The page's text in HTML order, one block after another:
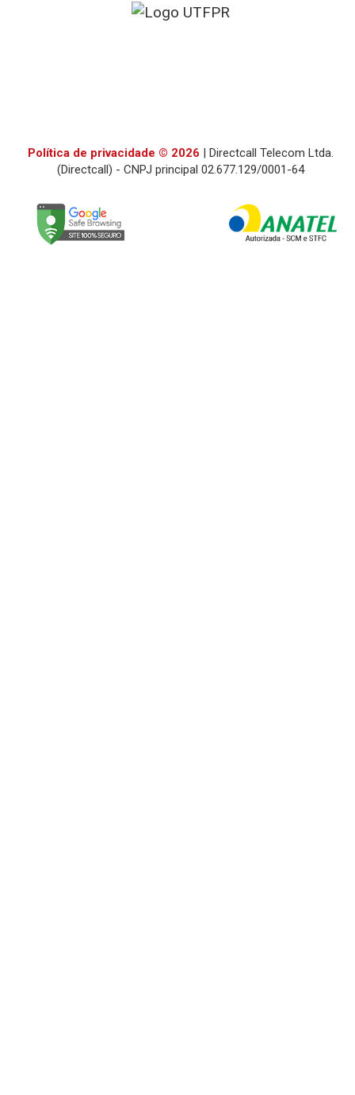
Política de privacidade © 2026 | Directcall Telecom Ltda.
(Directcall) - CNPJ principal 02.677.129/0001-64